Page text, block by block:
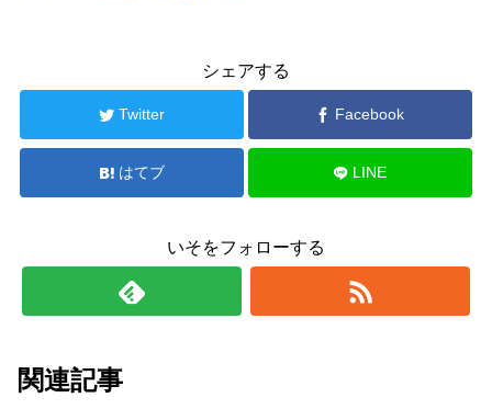
シェアする
Twitter Facebook
はてブ LINE
いそをフォローする
関連記事